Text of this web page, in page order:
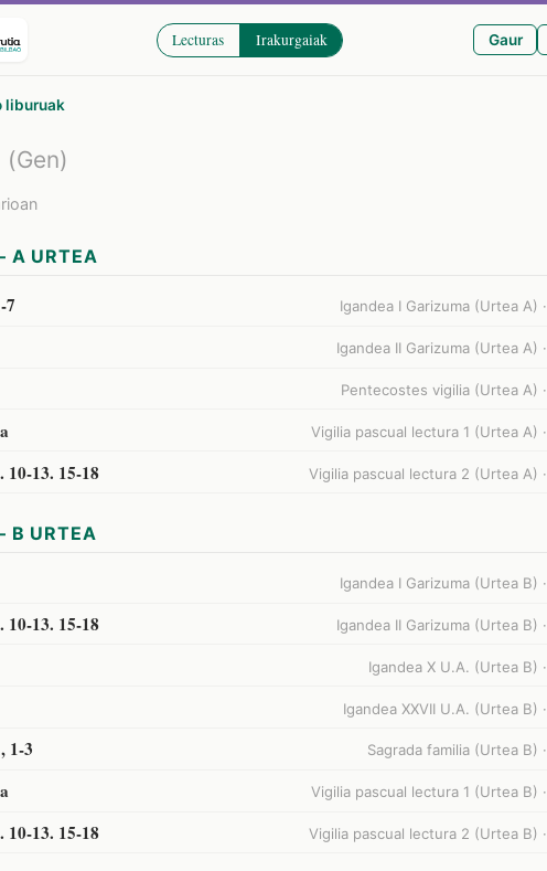
Lecturas Irakurgaiak Gaur
liburuak
(Gen)
A URTEA
7 Igandea I Garizuma (Urtea A) ·
Igandea II Garizuma (Urtea A) ·
Pentecostes vigilia (Urtea A) ·
Vigilia pascual lectura 1 (Urtea A) ·
10-13. 15-18 Vigilia pascual lectura 2 (Urtea A) ·
B URTEA
Igandea I Garizuma (Urtea B) ·
10-13. 15-18 Igandea II Garizuma (Urtea B) ·
Igandea X U.A. (Urtea B) ·
Igandea XXVII U.A. (Urtea B) ·
1-3 Sagrada familia (Urtea B) ·
Vigilia pascual lectura 1 (Urtea B) ·
10-13. 15-18 Vigilia pascual lectura 2 (Urtea B) ·